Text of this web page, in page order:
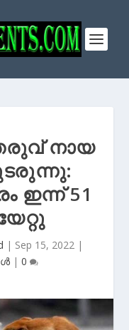
നായ
ഇന്ന് 51
| Sep 15, 2022|
| 0